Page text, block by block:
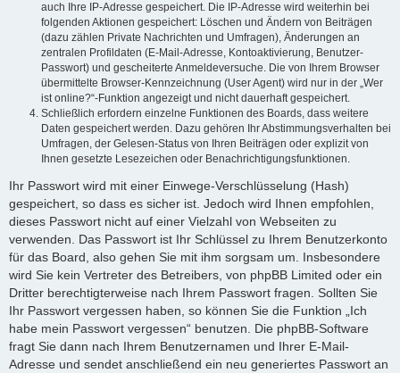
auch Ihre IP-Adresse gespeichert. Die IP-Adresse wird weiterhin bei
folgenden Aktionen gespeichert: Löschen und Ändern von Beiträgen
(dazu zählen Private Nachrichten und Umfragen), Änderungen an
zentralen Profildaten (E-Mail-Adresse, Kontoaktivierung, Benutzer-
Passwort) und gescheiterte Anmeldeversuche. Die von Ihrem Browser
übermittelte Browser-Kennzeichnung (User Agent) wird nur in der „Wer
ist online?“-Funktion angezeigt und nicht dauerhaft gespeichert.
Schließlich erfordern einzelne Funktionen des Boards, dass weitere
Daten gespeichert werden. Dazu gehören Ihr Abstimmungsverhalten bei
Umfragen, der Gelesen-Status von Ihren Beiträgen oder explizit von
Ihnen gesetzte Lesezeichen oder Benachrichtigungsfunktionen.
Ihr Passwort wird mit einer Einwege-Verschlüsselung (Hash)
gespeichert, so dass es sicher ist. Jedoch wird Ihnen empfohlen,
dieses Passwort nicht auf einer Vielzahl von Webseiten zu
verwenden. Das Passwort ist Ihr Schlüssel zu Ihrem Benutzerkonto
für das Board, also gehen Sie mit ihm sorgsam um. Insbesondere
wird Sie kein Vertreter des Betreibers, von phpBB Limited oder ein
Dritter berechtigterweise nach Ihrem Passwort fragen. Sollten Sie
Ihr Passwort vergessen haben, so können Sie die Funktion „Ich
habe mein Passwort vergessen“ benutzen. Die phpBB-Software
fragt Sie dann nach Ihrem Benutzernamen und Ihrer E-Mail-
Adresse und sendet anschließend ein neu generiertes Passwort an